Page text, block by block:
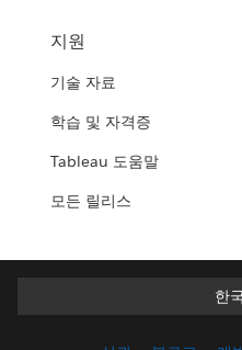
지원
기술 자료
학습 및 자격증
Tableau 도움말
모든 릴리스
한한